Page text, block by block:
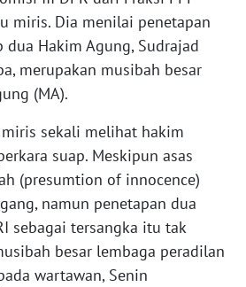
miris. Dia menilai penetapan
dua Hakim Agung, Sudrajad
merupakan musibah besar
(MA).
sekali melihat hakim
suap. Meskipun asas
(presumtion of innocence)
namun penetapan dua
sebagai tersangka itu tak
besar lembaga peradilan
wartawan, Senin